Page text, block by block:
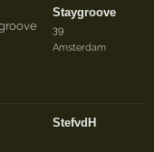
Staygroove
39
Amsterdam
StefvdH